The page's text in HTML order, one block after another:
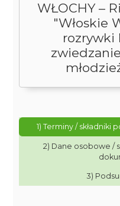
WŁOCHY –
"Włoskie
rozrywki
1) Terminy /
2) Dane osobowe /
3)